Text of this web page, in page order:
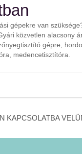
gépekre van
közvetlen alacsony
gépre,
medencetisztítóra.
KAPCSOLATBA